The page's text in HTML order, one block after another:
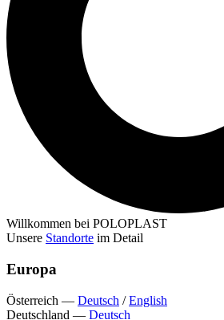
Willkommen bei POLOPLAST
Unsere Standorte im Detail
Europa
Österreich — Deutsch /English
Deutschland — Deutsch